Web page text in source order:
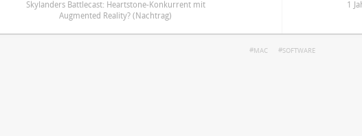
DEINE ANMERKUNG ZUM ARTIKEL
Skylanders Battlecast: Heartstone-Konkurrent mit
Augmented Reality? (Nachtrag)
1
MAC SOFTWARE